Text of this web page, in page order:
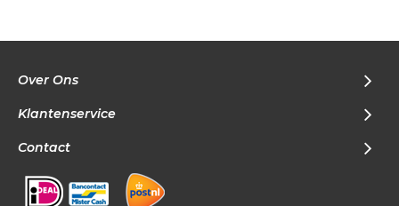
Over Ons
Klantenservice
Contact